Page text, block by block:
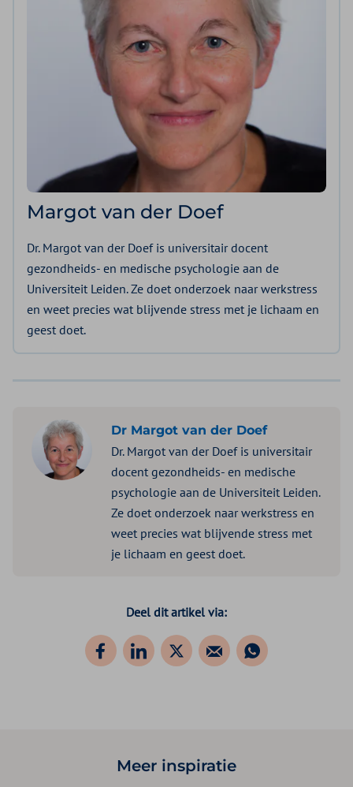
Margot van der Doef
Dr. Margot van der Doef is universitair docent
gezondheids- en medische psychologie aan de
Universiteit Leiden. Ze doet onderzoek naar werkstress
en weet precies wat blijvende stress met je lichaam en
geest doet.
Dr Margot van der Doef
Dr. Margot van der Doef is universitair
docent gezondheids- en medische
psychologie aan de Universiteit Leiden.
Ze doet onderzoek naar werkstress en
weet precies wat blijvende stress met
je lichaam en geest doet.
Deel dit artikel via:
Meer inspiratie